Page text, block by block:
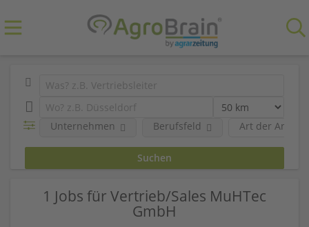
Art der
Unternehmen Berufsfeld
1 Jobs für Vertrieb/Sales MuHTec
GmbH